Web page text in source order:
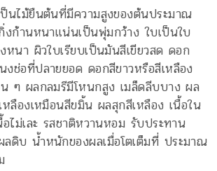
นไม้ยืนต้นที่มีความสูงของต้นประมาณ
ก้านหนาแน่นเป็นพุ่มกว้าง ใบเป็นใบ
หนา ผิวใบเรียบเป็นมันสีเขียวสด ดอก
ช่อที่ปลายยอด ดอกสีขาวหรือสีเหลือง
ๆ ผลกลมรีมีโหนกสูง เมล็ดลีบบาง ผล
หลืองเหมือนสีขมิ้น ผลสุกสีเหลือง เนื้อใน
อไม่เละ รสชาติหวานหอม รับประทาน
ลดิบ น้ำหนักของผลเมื่อโตเต็มที่ ประมาณ